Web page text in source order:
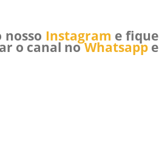
nosso Instagram e fique
o canal noWhatsappe